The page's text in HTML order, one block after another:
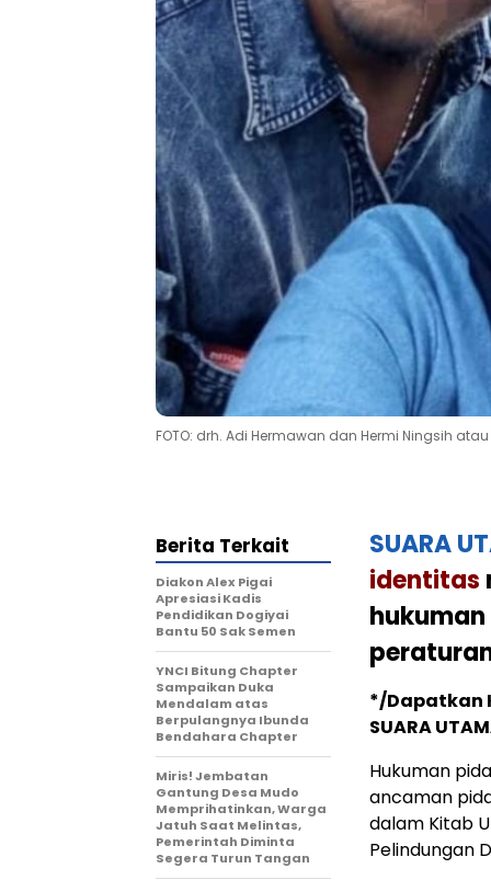
FOTO: drh. Adi Hermawan dan Hermi Ningsih
SUARA
identitas
*/Dapatkan
SUARA
Hukuman
ancaman
dalam Kitab
Pelindungan
Berita Terkait
Diakon Alex Pigai
Apresiasi Kadis
Pendidikan Dogiyai
Bantu 50 Sak Semen
YNCI Bitung Chapter
Sampaikan Duka
Mendalam atas
Berpulangnya Ibunda
Bendahara Chapter
Miris! Jembatan
Gantung Desa Mudo
Memprihatinkan, Warga
Jatuh Saat Melintas,
Pemerintah Diminta
Segera Turun Tangan